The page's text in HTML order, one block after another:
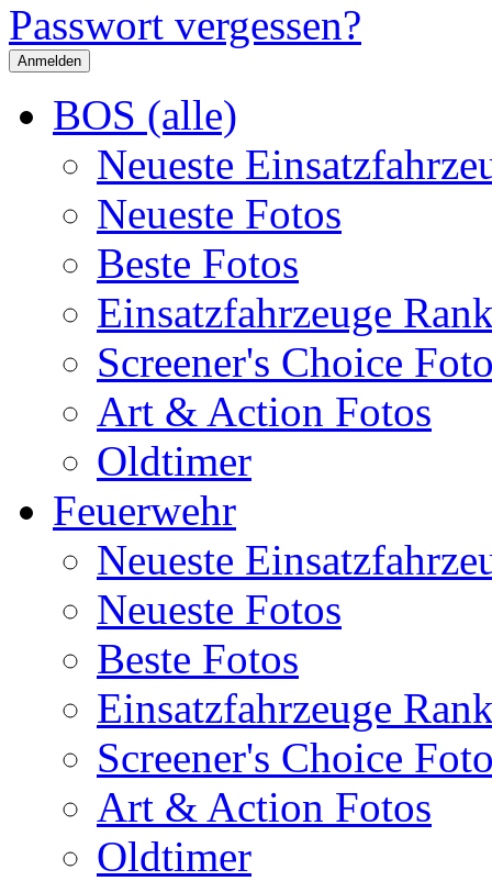
Passwort vergessen?
BOS (alle)
Neueste
Neueste Fotos
Beste Fotos
Einsatzfahrzeuge
Screener's Choice
Art & Action Fotos
Oldtimer
Feuerwehr
Neueste
Neueste Fotos
Beste Fotos
Einsatzfahrzeuge
Screener's Choice
Art & Action Fotos
Oldtimer